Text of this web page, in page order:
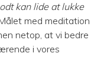
kan lide at lukke
med meditation
netop, at vi bedre
i vores